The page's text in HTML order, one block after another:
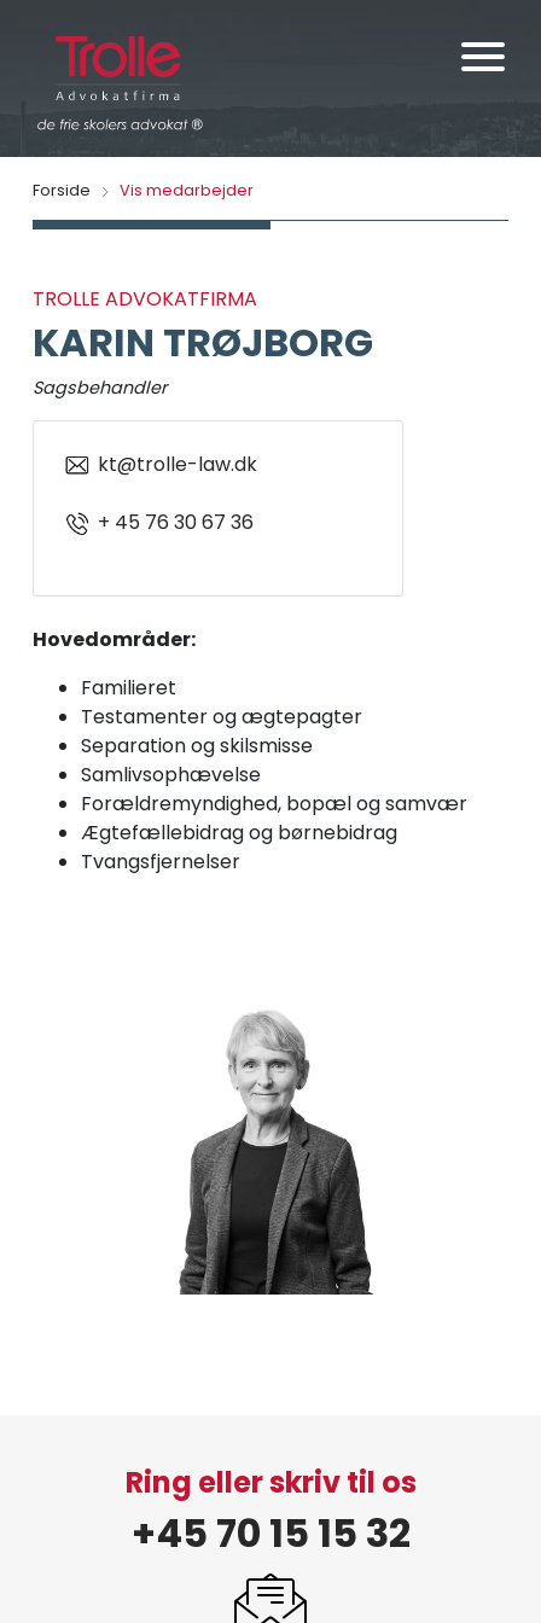
Forside Vis medarbejder
TROLLE ADVOKATFIRMA
KARIN TRØJBORG
Sagsbehandler
kt@trolle-law.dk
+ 45 76 30 67 36
Hovedområder:
Familieret
Testamenter og ægtepagter
Separation og skilsmisse
Samlivsophævelse
Forældremyndighed, bopæl og samvær
Ægtefællebidrag og børnebidrag
Tvangsfjernelser
Ring eller skriv til os
+45 70 15 15 32